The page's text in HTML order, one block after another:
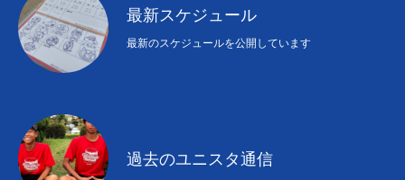
最新スケジュール
最新のスケジュールを公開しています
過去のユニスタ通信